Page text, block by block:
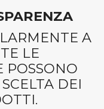
A
LE
POSSONO
DEI